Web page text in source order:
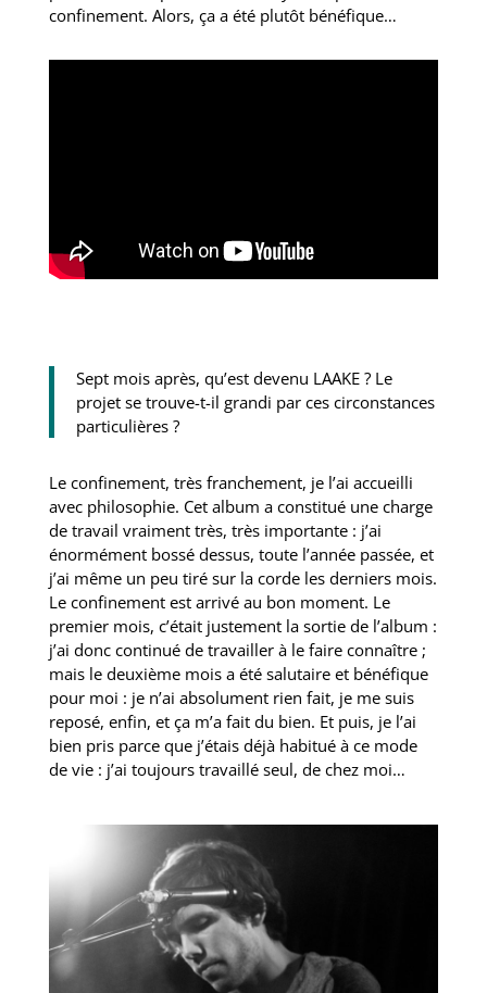
confinement. Alors, ça a été plutôt bénéfique…
Sept mois après, qu’est devenu LAAKE ? Le
projet se trouve-t-il grandi par ces circonstances
particulières ?
Le confinement, très franchement, je l’ai accueilli
avec philosophie. Cet album a constitué une charge
de travail vraiment très, très importante : j’ai
énormément bossé dessus, toute l’année passée, et
j’ai même un peu tiré sur la corde les derniers mois.
Le confinement est arrivé au bon moment. Le
premier mois, c’était justement la sortie de l’album :
j’ai donc continué de travailler à le faire connaître ;
mais le deuxième mois a été salutaire et bénéfique
pour moi : je n’ai absolument rien fait, je me suis
reposé, enfin, et ça m’a fait du bien. Et puis, je l’ai
bien pris parce que j’étais déjà habitué à ce mode
de vie : j’ai toujours travaillé seul, de chez moi…